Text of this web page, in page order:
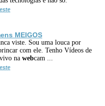
MEIGOS
viste. Sou uma louca por
com ele. Tenho Vídeos de
na webcam ...